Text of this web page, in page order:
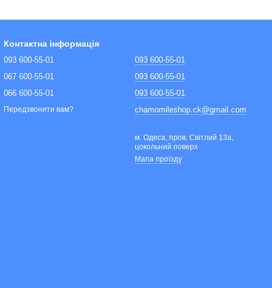
Контактна інформація
093 600-55-01
067 600-55-01
066 600-55-01
Передзвонити вам?
093 600-55-01
093 600-55-01
093 600-55-01
chamomileshop.ck@gmail.com
м. Одеса, пров. Світлий 13а,
цокольний поверх
Мапа проїзду